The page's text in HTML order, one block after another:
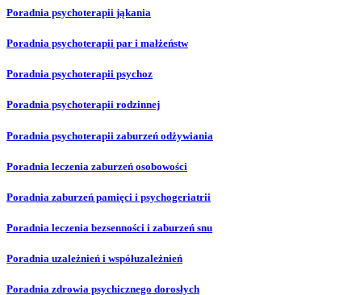
Poradnia psychoterapii jąkania
Poradnia psychoterapii par i małżeństw
Poradnia psychoterapii psychoz
Poradnia psychoterapii rodzinnej
Poradnia psychoterapii zaburzeń odżywiania
Poradnia leczenia zaburzeń osobowości
Poradnia zaburzeń pamięci i psychogeriatrii
Poradnia leczenia bezsenności i zaburzeń snu
Poradnia uzależnień i współuzależnień
Poradnia zdrowia psychicznego dorosłych